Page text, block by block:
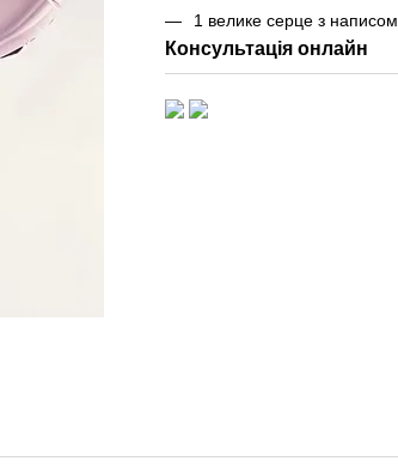
1 велике серце з написом
Консультація онлайн